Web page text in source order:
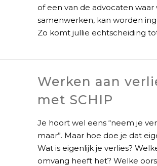
of een van de advocaten waar
samenwerken, kan worden
Zo komt jullie echtscheiding
Werken aan
met SCHIP
Je hoort wel eens “neem je
maar”. Maar hoe doe je dat
Wat is eigenlijk je verlies?
omvang heeft het? Welke